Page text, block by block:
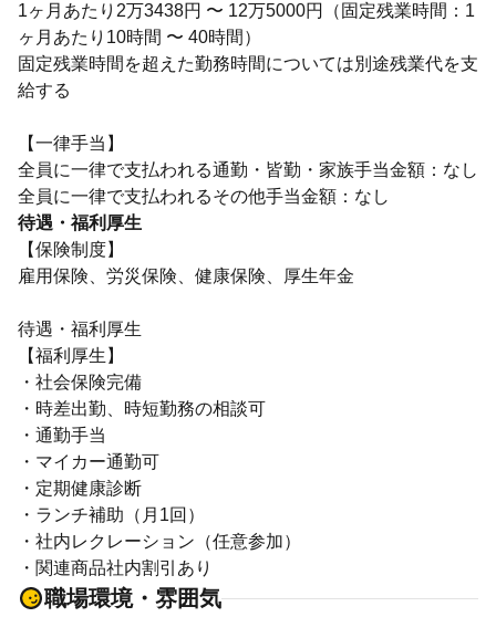
1ヶ月あたり2万3438円 〜 12万5000円（固定残業時間：1
ヶ月あたり10時間 〜 40時間）
固定残業時間を超えた勤務時間については別途残業代を支
給する
【一律手当】
全員に一律で支払われる通勤・皆勤・家族手当金額：なし
待遇・福利厚生
【保険制度】
雇用保険、労災保険、健康保険、厚生年金
待遇・福利厚生
【福利厚生】
・社会保険完備
・時差出勤、時短勤務の相談可
・通勤手当
・マイカー通勤可
・定期健康診断
・ランチ補助（月1回）
・社内レクレーション（任意参加）
・関連商品社内割引あり
職場環境・雰囲気